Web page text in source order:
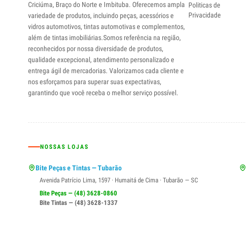
Criciúma, Braço do Norte e Imbituba. Oferecemos ampla
variedade de produtos, incluindo peças, acessórios e
vidros automotivos, tintas automotivas e complementos,
além de tintas imobiliárias.Somos referência na região,
reconhecidos por nossa diversidade de produtos,
qualidade excepcional, atendimento personalizado e
entrega ágil de mercadorias. Valorizamos cada cliente e
nos esforçamos para superar suas expectativas,
garantindo que você receba o melhor serviço possível.
Politicas de
Privacidade
NOSSAS LOJAS
Bite Peças e Tintas — Tubarão
Avenida Patrício Lima, 1597 · Humaitá de Cima · Tubarão — SC
Bite Peças — (48) 3628-0860
Bite Tintas — (48) 3628-1337